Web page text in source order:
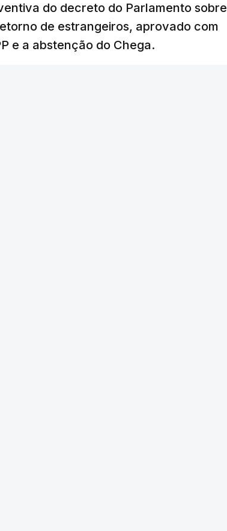
do decreto do Parlamento sobre
de estrangeiros, aprovado com
e a abstenção do Chega.